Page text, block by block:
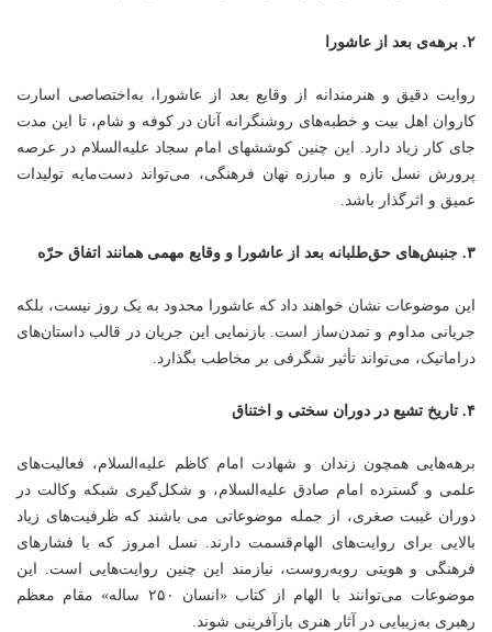
۲. برهه‌ی بعد از عاشورا
روایت دقیق و هنرمندانه از وقایع بعد از عاشورا، به‌اختصاصی اسارت
کاروان اهل بیت و خطبه‌های روشنگرانه آنان در کوفه و شام، تا این مدت
جای کار زیاد دارد. این چنین کوششهای امام سجاد علیه‌السلام در عرصه
پرورش نسل تازه و مبارزه نهان فرهنگی، می‌تواند دست‌مایه تولیدات
عمیق و اثرگذار باشد.
۳. جنبش‌های حق‌طلبانه بعد از عاشورا و وقایع مهمی همانند اتفاق حرّه
این موضوعات نشان خواهند داد که عاشورا محدود به یک روز نیست، بلکه
جریانی مداوم و تمدن‌ساز است. بازنمایی این جریان در قالب داستان‌های
دراماتیک، می‌تواند تأثیر شگرفی بر مخاطب بگذارد.
۴. تاریخ تشیع در دوران سختی و اختناق
برهه‌هایی همچون زندان و شهادت امام کاظم علیه‌السلام، فعالیت‌های
علمی و گسترده امام صادق علیه‌السلام، و شکل‌گیری شبکه وکالت در
دوران غیبت صغری، از جمله موضوعاتی می باشند که ظرفیت‌های زیاد
بالایی برای روایت‌های الهام‌قسمت دارند. نسل امروز که با فشارهای
فرهنگی و هویتی روبه‌روست، نیازمند این چنین روایت‌هایی است. این
موضوعات می‌توانند با الهام از کتاب «انسان ۲۵۰ ساله» مقام معظم
رهبری به‌زیبایی در آثار هنری بازآفرینی شوند.